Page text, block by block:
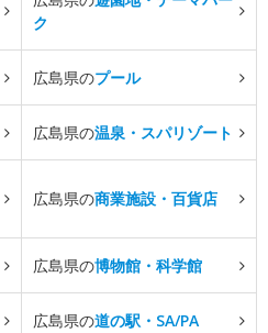
ク
広島県のプール
広島県の温泉・スパリゾート
広島県の商業施設・百貨店
広島県の博物館・科学館
広島県の道の駅・SA/PA